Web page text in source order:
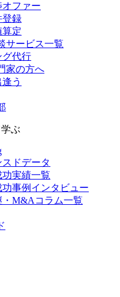
ファー
登録
算定
サービス一覧
グ代行
家の方へ
う
ぶ
ドデータ
功実績一覧
功事例インタビュー
・M&Aコラム一覧